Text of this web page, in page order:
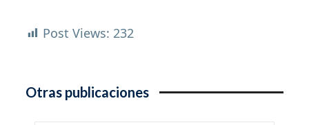
Post Views: 232
Otras publicaciones